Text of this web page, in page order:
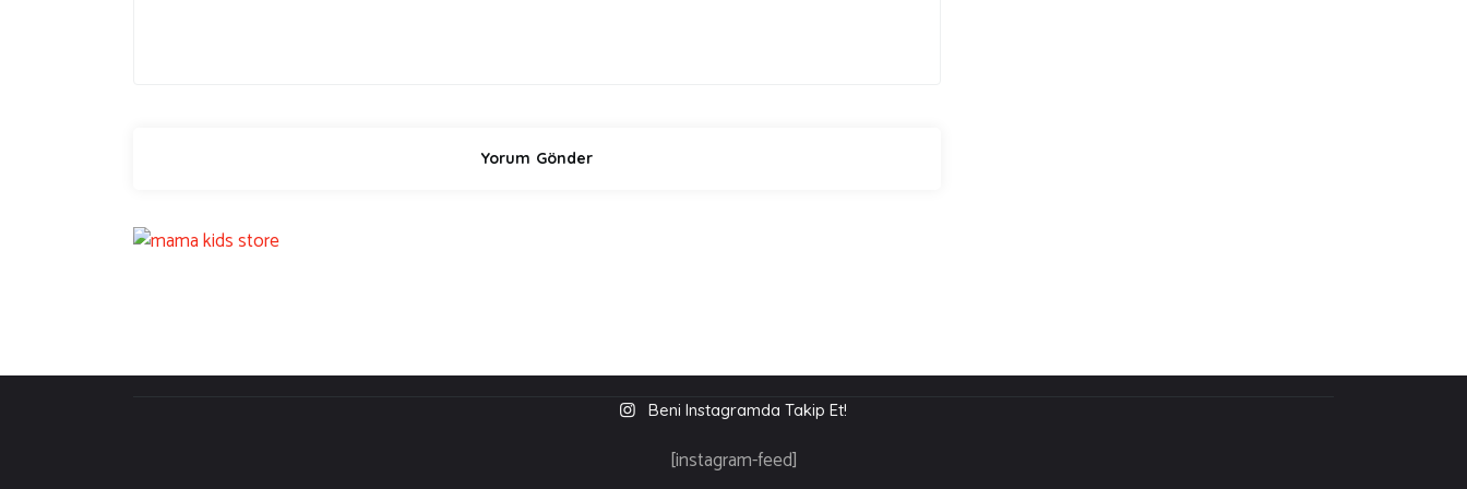
Beni Instagramda Takip Et!
[instagram-feed]